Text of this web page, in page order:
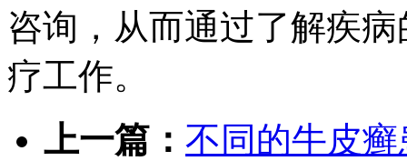
咨询，从而通过了解疾
疗工作。
上一篇： 不同的牛皮